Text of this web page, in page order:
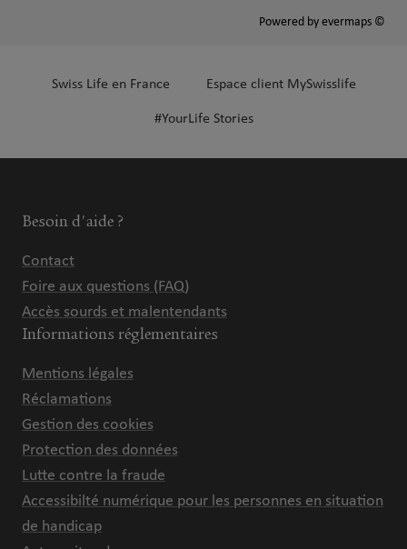
Powered by evermaps ©
Swiss Life en France Espace client MySwisslife
#YourLife Stories
Besoin d'aide ?
Contact
Foire aux questions (FAQ)
Accès sourds et malentendants
Informations réglementaires
Mentions légales
Réclamations
Gestion des cookies
Protection des données
Lutte contre la fraude
Accessibilté numérique pour les personnes en situation
de handicap